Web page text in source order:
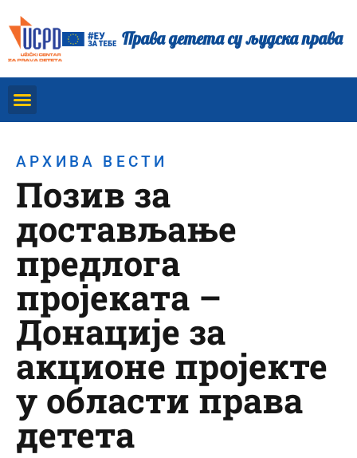
Права детета су људска права
АРХИВА ВЕСТИ
Позив за
достављање
предлога
пројеката –
Донације за
акционе пројекте
у области права
детета